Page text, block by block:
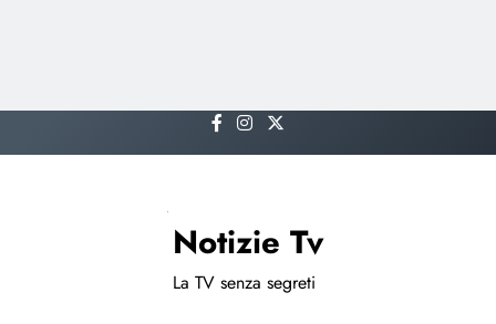
to
Notizie Tv
La TV senza segreti